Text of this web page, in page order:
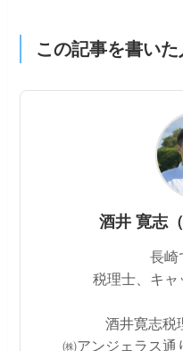
この記事を書いた
酒井 寛志
長崎
税理士、キャ
酒井寛志税
㈱アンジェラス通